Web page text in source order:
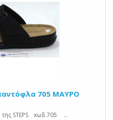
705 ΜΑΥΡΟ
της STEPS κωδ.705 ..